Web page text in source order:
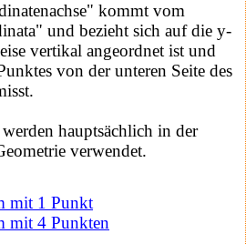
kommt vom
und bezieht sich auf die y-
vertikal angeordnet ist und
von der unteren Seite des
hauptsächlich in der
verwendet.
mit 1 Punkt
mit 4 Punkten